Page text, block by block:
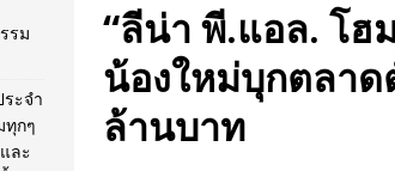
นครปฐมส้มไม่แผ่ว แต่บ้านใหญ่ผนึกกำลัง สกัด!! เจาะสนามเจดีย์
นเอง
PR NEWS
i-Motor เปิดตัว BREEZE ปักธงผู้นำ EV สองล้อที่เข้าใจผู้ใช้ไทยม
เปิดตัวโครงการ ต้นแบบนวัตกรรมอาหารสุขภาพ “GIN-D”
“ลีน่า พี.แอล. โฮ
น้องใหม่บุกตลาด
ล้านบาท
รม
ะจำ
กๆ
ละ